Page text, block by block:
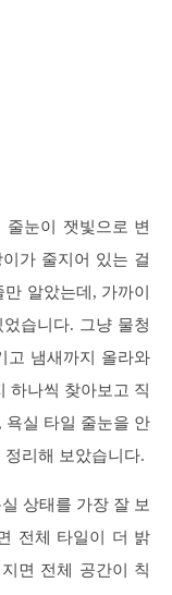
눈이 잿빛으로 변
가 줄지어 있는 걸
알았는데, 가까이
습니다. 그냥 물청
고 냄새까지 올라와
하나씩 찾아보고 직
욕실 타일 줄눈을 안
리해 보았습니다.
상태를 가장 잘 보
전체 타일이 더 밝
면 전체 공간이 칙